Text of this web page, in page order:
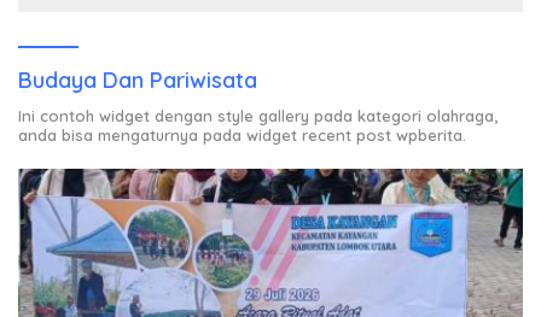
Budaya Dan Pariwisata
Ini contoh widget dengan style gallery pada kategori olahraga,
anda bisa mengaturnya pada widget recent post wpberita.